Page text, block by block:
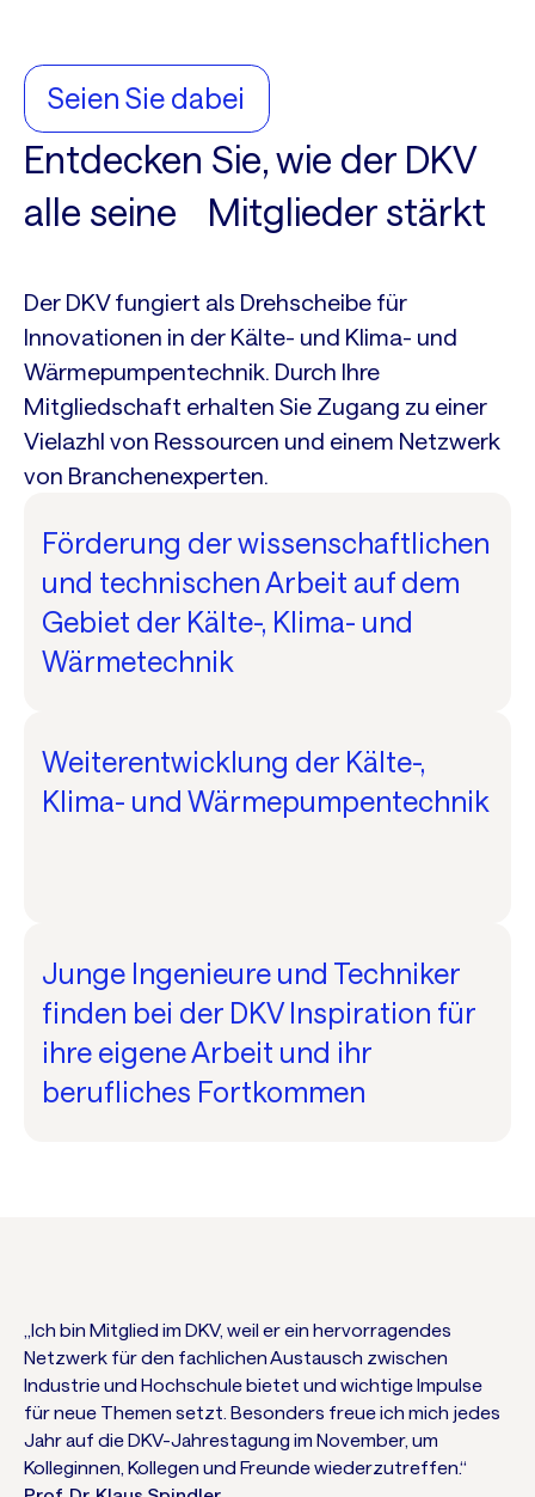
Seien Sie dabei
Entdecken Sie, wie der DKV
alle seine Mitglieder stärkt
Der DKV fungiert als Drehscheibe für
Innovationen in der Kälte- und Klima- und
Wärmepumpentechnik. Durch Ihre
Mitgliedschaft erhalten Sie Zugang zu einer
Vielazhl von Ressourcen und einem Netzwerk
von Branchenexperten.
Förderung der wissenschaftlichen
und technischen Arbeit auf dem
Gebiet der Kälte-, Klima- und
Wärmetechnik
Weiterentwicklung der Kälte-,
Klima- und Wärmepumpentechnik
Junge Ingenieure und Techniker
finden bei der DKV Inspiration für
ihre eigene Arbeit und ihr
berufliches Fortkommen
„Ich bin Mitglied im DKV, weil er ein hervorragendes
Netzwerk für den fachlichen Austausch zwischen
Industrie und Hochschule bietet und wichtige Impulse
für neue Themen setzt. Besonders freue ich mich jedes
Jahr auf die DKV-Jahrestagung im November, um
Kolleginnen, Kollegen und Freunde wiederzutreffen.“